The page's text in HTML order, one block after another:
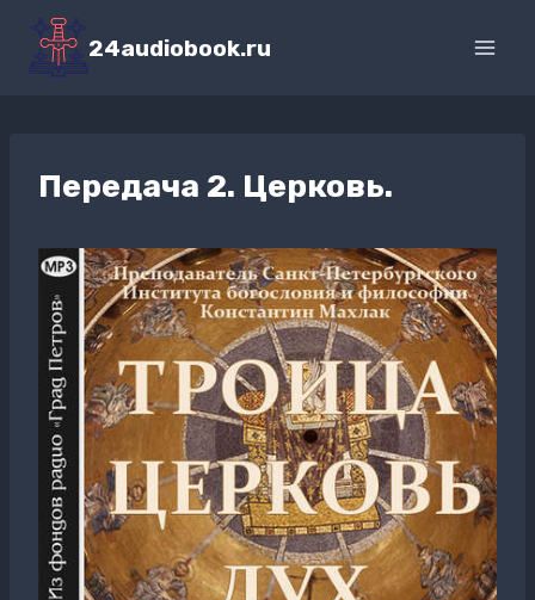
Перейти
содержимому
24audiobook.ru
Передача 2. Церковь.